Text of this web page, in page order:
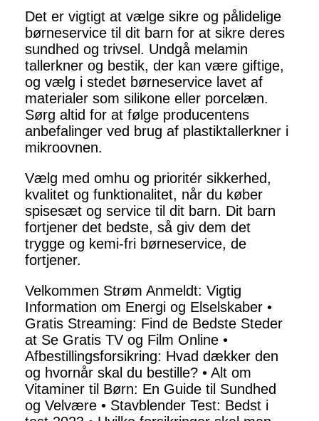
Det er vigtigt at vælge sikre og pålidelige
børneservice til dit barn for at sikre deres
sundhed og trivsel. Undgå melamin
tallerkner og bestik, der kan være giftige,
og vælg i stedet børneservice lavet af
materialer som silikone eller porcelæn.
Sørg altid for at følge producentens
anbefalinger ved brug af plastiktallerkner i
mikroovnen.
Vælg med omhu og prioritér sikkerhed,
kvalitet og funktionalitet, når du køber
spisesæt og service til dit barn. Dit barn
fortjener det bedste, så giv dem det
trygge og kemi-fri børneservice, de
fortjener.
Velkommen Strøm Anmeldt: Vigtig
Information om Energi og Elselskaber •
Gratis Streaming: Find de Bedste Steder
at Se Gratis TV og Film Online •
Afbestillingsforsikring: Hvad dækker den
og hvornår skal du bestille? • Alt om
Vitaminer til Børn: En Guide til Sundhed
og Velvære • Stavblender Test: Bedst i